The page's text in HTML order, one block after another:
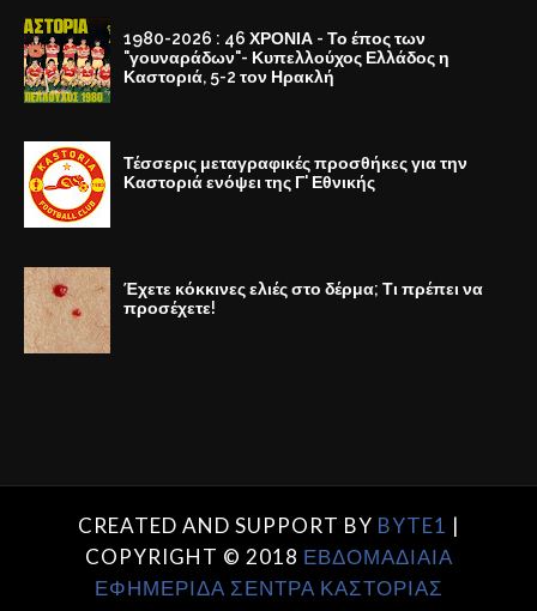
1980-2026 : 46 ΧΡΟΝΙΑ - Το έπος των
"γουναράδων"- Κυπελλούχος Ελλάδος η
Καστοριά, 5-2 τον Ηρακλή
Τέσσερις μεταγραφικές προσθήκες για την
Καστοριά ενόψει της Γ' Εθνικής
Έχετε κόκκινες ελιές στο δέρμα; Τι πρέπει να
προσέχετε!
CREATED AND SUPPORT BY BYTE1 |
COPYRIGHT © 2018 ΕΒΔΟΜΑΔΙΑΙΑ
ΕΦΗΜΕΡΙΔΑ ΣΕΝΤΡΑ ΚΑΣΤΟΡΙΑΣ